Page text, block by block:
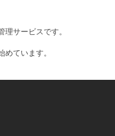
サービスです。
ています。